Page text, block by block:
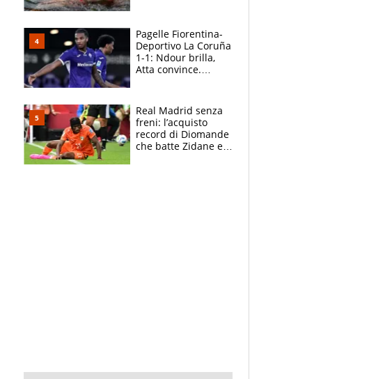
adesso
Pagelle Fiorentina-
Deportivo La Coruña
1-1: Ndour brilla,
Atta convince.
Real Madrid senza
freni: l’acquisto
record di Diomande
che batte Zidane e